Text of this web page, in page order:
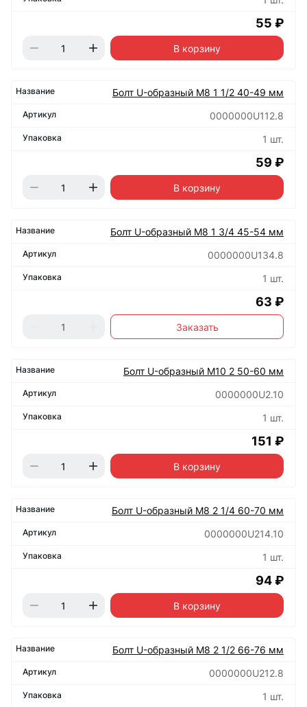
55 ₽
В корзину
Болт U-образный М8 1 1/2 40-49 мм
0000000U112.8
1 шт.
59 ₽
В корзину
Болт U-образный М8 1 3/4 45-54 мм
0000000U134.8
1 шт.
63 ₽
Заказать
Болт U-образный М10 2 50-60 мм
0000000U2.10
1 шт.
151 ₽
В корзину
Болт U-образный М8 2 1/4 60-70 мм
0000000U214.10
1 шт.
94 ₽
В корзину
Болт U-образный М8 2 1/2 66-76 мм
0000000U212.8
1 шт.